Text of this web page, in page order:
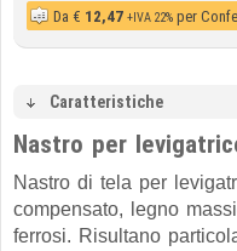
Da € 12,47 +IVA 22% per
Caratteristiche
Nastro per
Nastro di tela per
compensato, legno
ferrosi. Risultano